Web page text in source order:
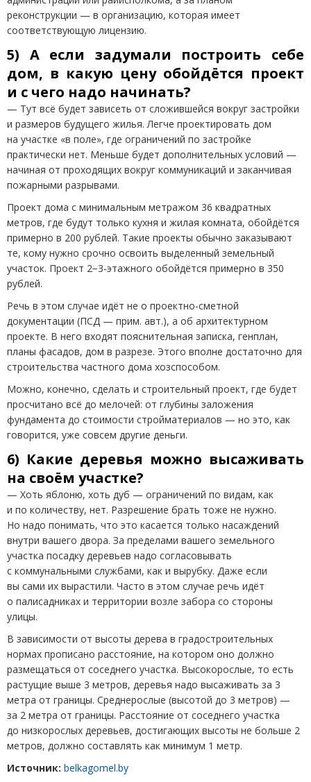
реконструкции — в организацию, которая имеет
соответствующую лицензию.
5) А если задумали построить себе
дом, в какую цену обойдётся проект
и с чего надо начинать?
— Тут всё будет зависеть от сложившейся вокруг застройки
и размеров будущего жилья. Легче проектировать дом
на участке «в поле», где ограничений по застройке
практически нет. Меньше будет дополнительных условий —
начиная от проходящих вокруг коммуникаций и заканчивая
пожарными разрывами.
Проект дома с минимальным метражом 36 квадратных
метров, где будут только кухня и жилая комната, обойдётся
примерно в 200 рублей. Такие проекты обычно заказывают
те, кому нужно срочно освоить выделенный земельный
участок. Проект 2−3-этажного обойдётся примерно в 350
рублей.
Речь в этом случае идёт не о проектно-сметной
документации (ПСД — прим. авт.), а об архитектурном
проекте. В него входят пояснительная записка, генплан,
планы фасадов, дом в разрезе. Этого вполне достаточно для
строительства частного дома хозспособом.
Можно, конечно, сделать и строительный проект, где будет
просчитано всё до мелочей: от глубины заложения
фундамента до стоимости стройматериалов — но это, как
говорится, уже совсем другие деньги.
6) Какие деревья можно высаживать
на своём участке?
— Хоть яблоню, хоть дуб — ограничений по видам, как
и по количеству, нет. Разрешение брать тоже не нужно.
Но надо понимать, что это касается только насаждений
внутри вашего двора. За пределами вашего земельного
участка посадку деревьев надо согласовывать
с коммунальными службами, как и вырубку. Даже если
вы сами их вырастили. Часто в этом случае речь идёт
о палисадниках и территории возле забора со стороны
улицы.
В зависимости от высоты дерева в градостроительных
нормах прописано расстояние, на котором оно должно
размещаться от соседнего участка. Высокорослые, то есть
растущие выше 3 метров, деревья надо высаживать за 3
метра от границы. Среднерослые (высотой до 3 метров) —
за 2 метра от границы. Расстояние от соседнего участка
до низкорослых деревьев, достигающих высоты не больше 2
метров, должно составлять как минимум 1 метр.
Источник: belkagomel.by